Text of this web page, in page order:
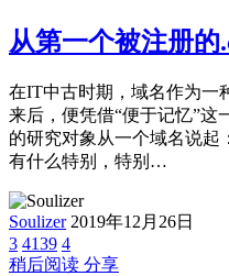
从第一个被注册的
在IT中古时期，域名作为一
来后，便凭借“便于记忆”这
的研究对象从一个域名说起
有什么特别，特别…
Soulizer 2019年12月26日
3 4139 4
稍后阅读 分享